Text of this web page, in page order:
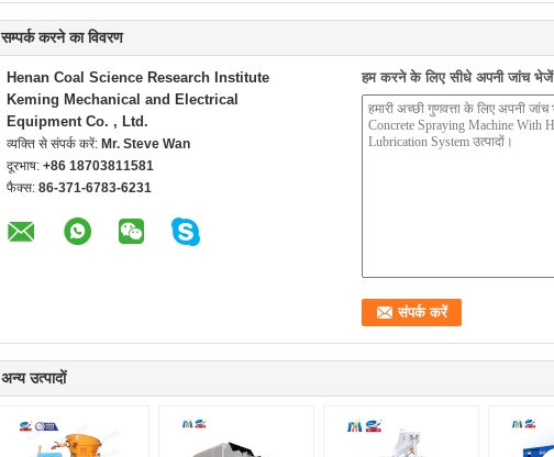
सम्पर्क करने का विवरण
Henan Coal Science Research Institute
Keming Mechanical and Electrical
Equipment Co. , Ltd.
व्यक्ति से संपर्क करें: Mr. Steve Wan
दूरभाष: +86 18703811581
फैक्स: 86-371-6783-6231
हम करने के लिए सीधे अपनी जांच भेजें
अन्य उत्पादों